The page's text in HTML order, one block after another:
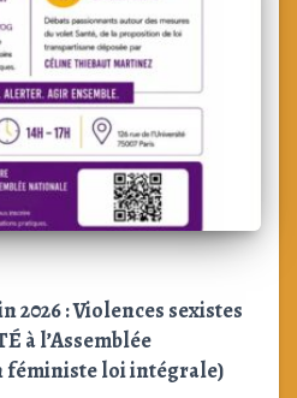
2026 : Violences sexistes
à l’Assemblée
loi intégrale)